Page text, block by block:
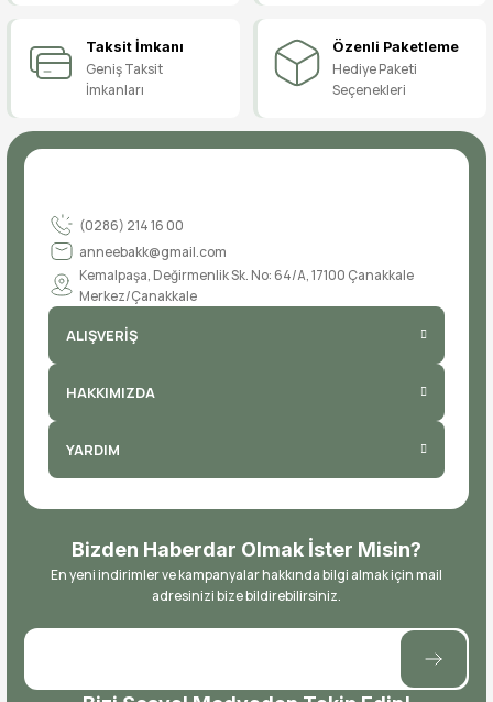
Taksit İmkanı
Geniş Taksit
İmkanları
Özenli Paketleme
Hediye Paketi
Seçenekleri
(0286) 214 16 00
anneebakk@gmail.com
Kemalpaşa, Değirmenlik Sk. No: 64/A, 17100 Çanakkale
Merkez/Çanakkale
ALIŞVERİŞ
HAKKIMIZDA
YARDIM
Bizden Haberdar Olmak İster Misin?
En yeni indirimler ve kampanyalar hakkında bilgi almak için mail
adresinizi bize bildirebilirsiniz.